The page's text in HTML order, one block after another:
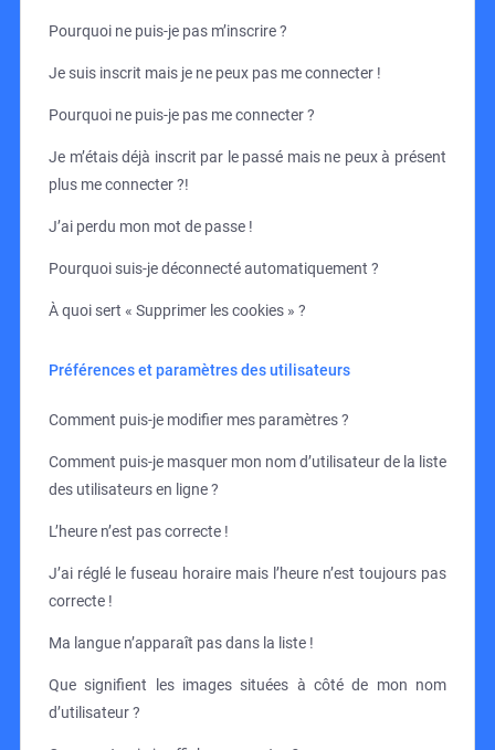
Pourquoi ne puis-je pas m’inscrire ?
Je suis inscrit mais je ne peux pas me connecter !
Pourquoi ne puis-je pas me connecter ?
Je m’étais déjà inscrit par le passé mais ne peux à présent
plus me connecter ?!
J’ai perdu mon mot de passe !
Pourquoi suis-je déconnecté automatiquement ?
À quoi sert « Supprimer les cookies » ?
Préférences et paramètres des utilisateurs
Comment puis-je modifier mes paramètres ?
Comment puis-je masquer mon nom d’utilisateur de la liste
des utilisateurs en ligne ?
L’heure n’est pas correcte !
J’ai réglé le fuseau horaire mais l’heure n’est toujours pas
correcte !
Ma langue n’apparaît pas dans la liste !
Que signifient les images situées à côté de mon nom
d’utilisateur ?